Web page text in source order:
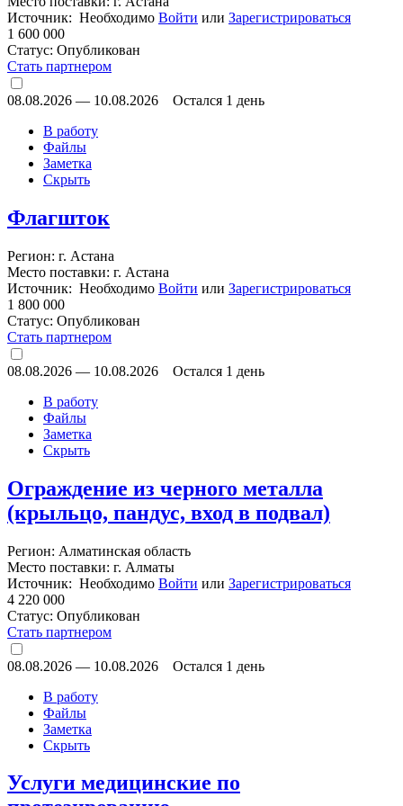
Источник: Необходимо Войти или Зарегистрироваться
1 600 000
Статус: Опубликован
Стать партнером
08.08.2026 — 10.08.2026
Остался 1 день
В работу
Файлы
Заметка
Скрыть
Флагшток
Регион: г. Астана
Место поставки: г. Астана
Источник: Необходимо Войти или Зарегистрироваться
1 800 000
Статус: Опубликован
Стать партнером
08.08.2026 — 10.08.2026
Остался 1 день
В работу
Файлы
Заметка
Скрыть
Ограждение из черного металла
(крыльцо, пандус, вход в подвал)
Регион: Алматинская область
Место поставки: г. Алматы
Источник: Необходимо Войти или Зарегистрироваться
4 220 000
Статус: Опубликован
Стать партнером
08.08.2026 — 10.08.2026
Остался 1 день
В работу
Файлы
Заметка
Скрыть
Услуги медицинские по